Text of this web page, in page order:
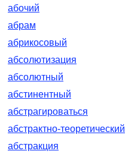
абочий
абрам
абрикосовый
абсолютизация
абсолютный
абстинентный
абстрагироваться
абстрактно-теоретический
абстракция